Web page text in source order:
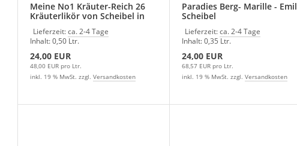
Meine No1 Kräuter-Reich 26
Kräuterlikör von Scheibel in
Lieferzeit:ca. 2-4 Tage
Inhalt: 0,50 Ltr.
24,00 EUR
48,00 EUR pro Ltr.
inkl. 19 % MwSt. zzgl. Versandkosten
Paradies Berg- Marille - Emil
Scheibel
Lieferzeit:ca. 2-4 Tage
Inhalt: 0,35 Ltr.
24,00 EUR
68,57 EUR pro Ltr.
inkl. 19 % MwSt. zzgl.Versandkosten